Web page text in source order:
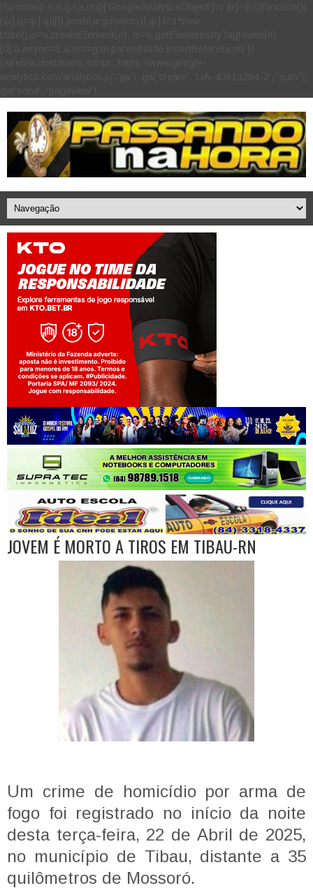
Jogue com responsabilidade. 18+
JOVEM É MORTO A TIROS EM TIBAU-RN
Um crime de homicídio por arma de
fogo foi registrado no início da noite
desta terça-feira, 22 de Abril de 2025,
no município de Tibau, distante a 35
quilômetros de Mossoró.